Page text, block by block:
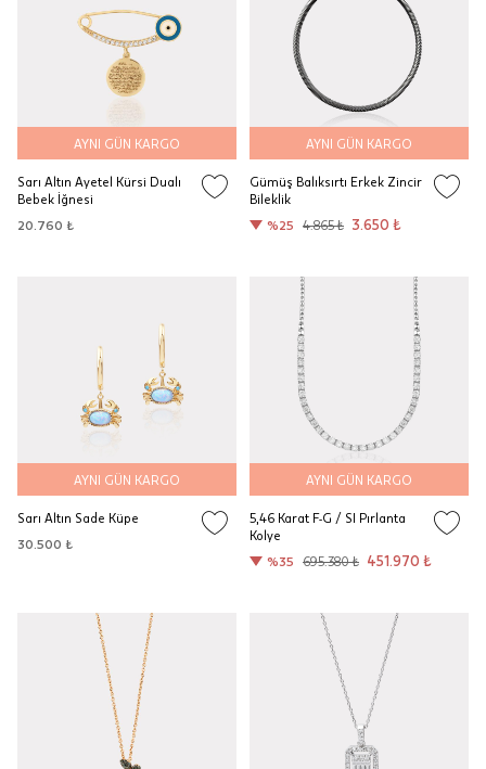
AYNI GÜN KARGO
Sarı Altın Ayetel Kürsi Dualı
Bebek İğnesi
20.760 ₺
AYNI GÜN KARGO
Gümüş Balıksırtı Erkek Zincir
Bileklik
%25
4.865 ₺ 3.650 ₺
AYNI GÜN KARGO
Sarı Altın Sade Küpe
30.500 ₺
AYNI GÜN KARGO
5,46 Karat F-G / SI Pırlanta
Kolye
%35
695.380 ₺ 451.970 ₺